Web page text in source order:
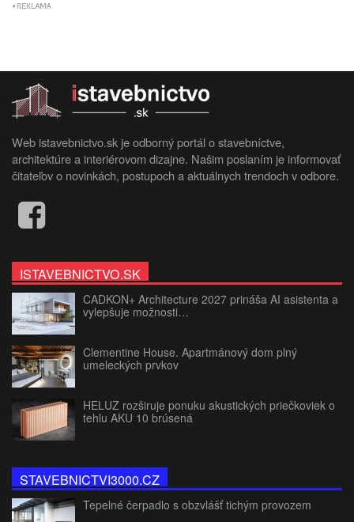
Web istavebnictvo.sk je odborný portál o stavebníctve,
architektúre a interiérovom dizajne. Našim poslaním je informovať
čitateľov o novinkách, postupoch a aktuálnych trendoch v odbore.
ISTAVEBNICTVO.SK
CADKON+ Architecture 2027 prináša AI asistenta a
vylepšuje možnosti…
Clementine House. Apartmánový dom plný
umeleckých prvkov
HELUZ rozširuje ponuku akustických priečkoviek o
tehlu AKU 10 brúsená
STAVEBNICTVI3000.CZ
Tepelné čerpadlo s obzvlášť tichým provozem